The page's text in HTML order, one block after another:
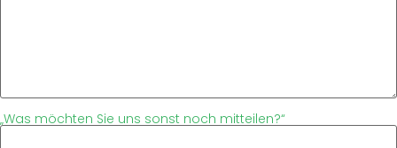
„Was möchten Sie uns sonst noch mitteilen?“